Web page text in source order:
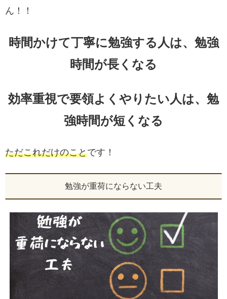
ん！！
時間かけて丁寧に勉強する人は、勉強
時間が長くなる
効率重視で要領よくやりたい人は、勉
強時間が短くなる
ただこれだけのことです！
勉強が重荷にならない工夫